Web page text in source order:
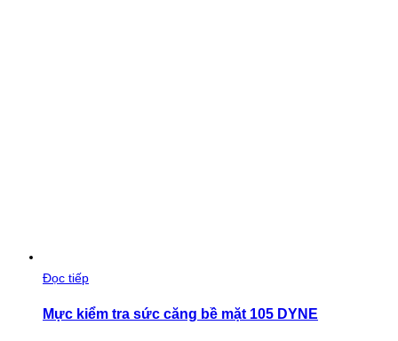
Đọc tiếp
Mực kiểm tra sức căng bề mặt 105 DYNE